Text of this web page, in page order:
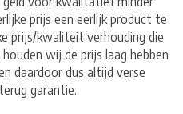
prijs een eerlijk product te
prijs/kwaliteit verhouding die
wij de prijs laag hebben
daardoor dus altijd verse
garantie.